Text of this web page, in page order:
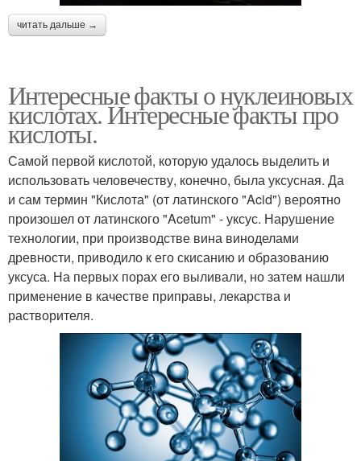
читать дальше →
Интересные факты о нуклеиновых
кислотах. Интересные факты про
кислоты.
Самой первой кислотой, которую удалось выделить и
использовать человечеству, конечно, была уксусная. Да
и сам термин "Кислота" (от латинского "Acid") вероятно
произошел от латинского "Acetum" - уксус. Нарушение
технологии, при производстве вина виноделами
древности, приводило к его скисанию и образованию
уксуса. На первых порах его выливали, но затем нашли
применение в качестве приправы, лекарства и
растворителя.